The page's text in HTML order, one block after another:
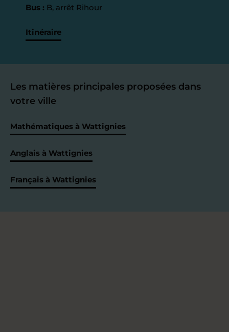
Bus : B, arrêt Rihour
Itinéraire
Les matières principales proposées dans
votre ville
Mathématiques à Wattignies
Anglais à Wattignies
Français à Wattignies